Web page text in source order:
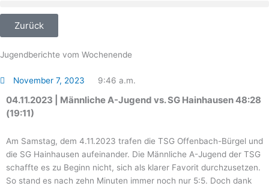
Zurück
Jugendberichte vom Wochenende
November 7, 2023 9:46 a.m.
04.11.2023 | Männliche A-Jugend vs. SG Hainhausen 48:28
(19:11)
Am Samstag, dem 4.11.2023 trafen die TSG Offenbach-Bürgel und
die SG Hainhausen aufeinander. Die Männliche A-Jugend der TSG
schaffte es zu Beginn nicht, sich als klarer Favorit durchzusetzen.
So stand es nach zehn Minuten immer noch nur 5:5. Doch dank